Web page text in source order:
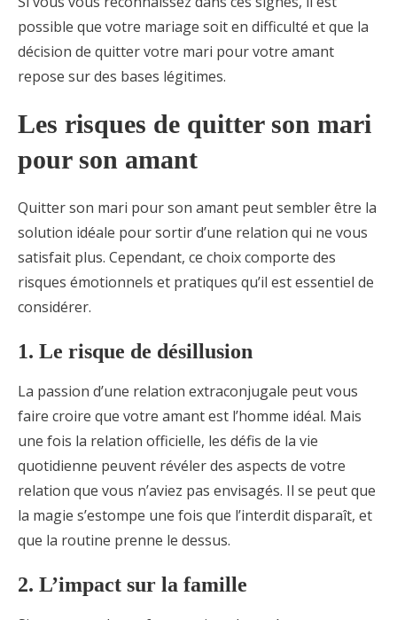
possible que votre mariage soit en difficulté et que la
décision de quitter votre mari pour votre amant
repose sur des bases légitimes.
Les risques de quitter son mari
pour son amant
Quitter son mari pour son amant peut sembler être la
solution idéale pour sortir d’une relation qui ne vous
satisfait plus. Cependant, ce choix comporte des
risques émotionnels et pratiques qu’il est essentiel de
considérer.
1. Le risque de désillusion
La passion d’une relation extraconjugale peut vous
faire croire que votre amant est l’homme idéal. Mais
une fois la relation officielle, les défis de la vie
quotidienne peuvent révéler des aspects de votre
relation que vous n’aviez pas envisagés. Il se peut que
la magie s’estompe une fois que l’interdit disparaît, et
que la routine prenne le dessus.
2. L’impact sur la famille